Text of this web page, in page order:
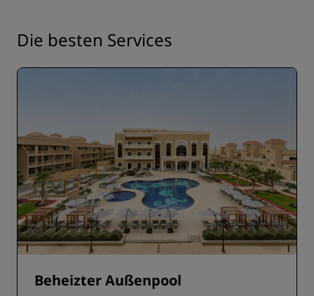
Die besten Services
Beheizter Außenpool